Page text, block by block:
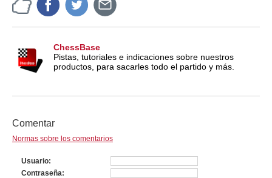
ChessBase
Pistas, tutoriales e indicaciones sobre nuestros
productos, para sacarles todo el partido y más.
Comentar
Normas sobre los comentarios
Usuario
Contraseña